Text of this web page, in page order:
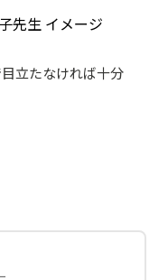
立たなければ十分